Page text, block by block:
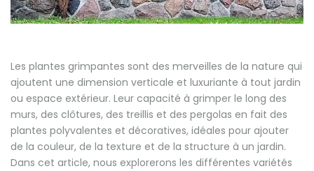
Les plantes grimpantes sont des merveilles de la nature qui
ajoutent une dimension verticale et luxuriante à tout jardin
ou espace extérieur. Leur capacité à grimper le long des
murs, des clôtures, des treillis et des pergolas en fait des
plantes polyvalentes et décoratives, idéales pour ajouter
de la couleur, de la texture et de la structure à un jardin.
Dans cet article, nous explorerons les différentes variétés